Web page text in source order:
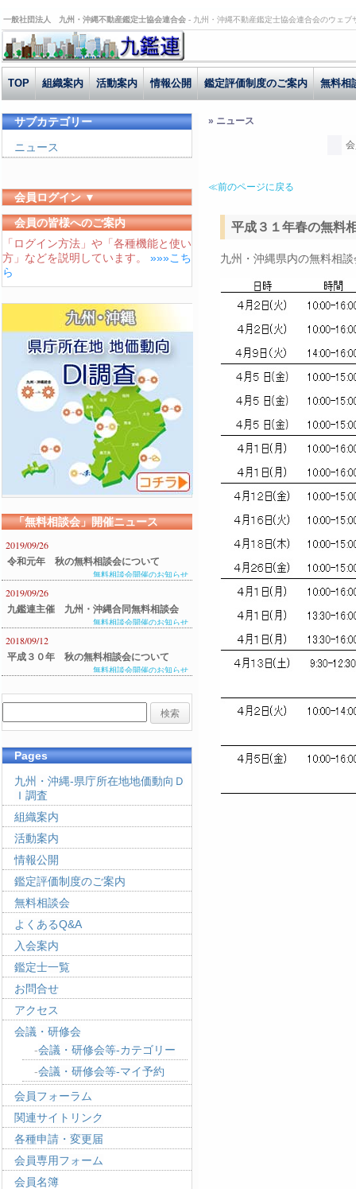
一般社団法人 九州・沖縄不動産鑑定士協会連合会 - 九州・沖縄不動産鑑定士協会連合会のウェ
TOP 組織案内 活動案内 情報公開 鑑定評価制度のご案内 無料相
» ニュース
≪前のページに戻る
平成３１年春の無料
九州・沖縄県内の無料相
サブカテゴリー
ニュース
会員ログイン ▼
ユーザーID
パスワード
会員の皆様へのご案内
「ログイン方法」や「各種機能と使い
方」などを説明しています。 »»»こち
ら
「無料相談会」開催ニュース
2019/09/26
令和元年 秋の無料相談会について
無料相談会開催のお知らせ
2019/09/26
九鑑連主催 九州・沖縄合同無料相談会
のご案内
無料相談会開催のお知らせ
2018/09/12
平成３０年 秋の無料相談会について
無料相談会開催のお知らせ
Pages
九州・沖縄-県庁所在地地価動向Ｄ
Ｉ調査
組織案内
活動案内
情報公開
鑑定評価制度のご案内
無料相談会
よくあるQ&A
入会案内
鑑定士一覧
お問合せ
アクセス
会議・研修会
会議・研修会等-カテゴリー
会議・研修会等-マイ予約
会員フォーラム
関連サイトリンク
各種申請・変更届
会員専用フォーム
会員名簿